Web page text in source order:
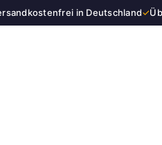
in Deutschland✓